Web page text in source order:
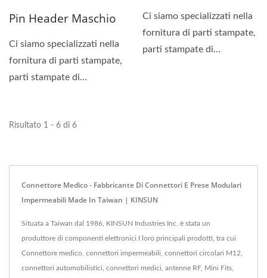
Pin Header Maschio
Ci siamo specializzati nella
fornitura di parti stampate,
parti stampate di
Ci siamo specializzati nella
fornitura di parti stampate,
parti stampate di
Risultato 1 - 6 di 6
Connettore Medico - Fabbricante Di Connettori E Prese Modulari
Impermeabili Made In Taiwan | KINSUN
Situata a Taiwan dal 1986, KINSUN Industries Inc. è stata un
produttore di componenti elettronici.I loro principali prodotti, tra cui
Connettore medico, connettori impermeabili, connettori circolari M12,
connettori automobilistici, connettori medici, antenne RF, Mini Fits,